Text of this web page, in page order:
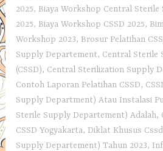
2025, Biaya Workshop Central
2025, Biaya Workshop CSSD 2025,
Workshop 2023, Brosur Pelatihan
Supply Departement, Central Sterile
(CSSD), Central Sterilization Supply
Contoh Laporan Pelatihan CSSD,
Supply Department) Atau Instalasi
Sterile Supply Departement) Adalah,
CSSD Yogyakarta,Diklat Khusus
Supply Departement) Tahun 2023,